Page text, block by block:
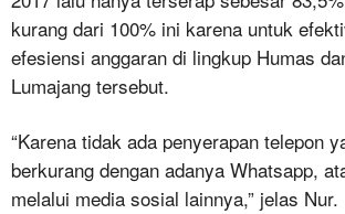
kurang dari 100% ini karena untuk
efesiensi anggaran di lingkup Humas
Lumajang tersebut.
“Karena tidak ada penyerapan telepon
berkurang dengan adanya Whatsapp,
melalui media sosial lainnya,” jelas Nur.